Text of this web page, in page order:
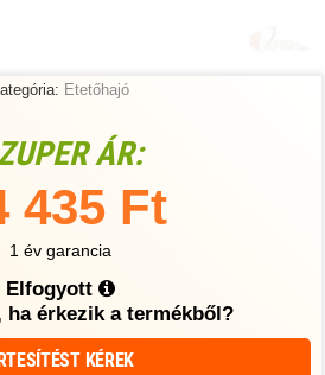
Etetőhajó
ÁR:
435 Ft
1 év garancia
Elfogyott
ha érkezik a termékből?
KÉREK